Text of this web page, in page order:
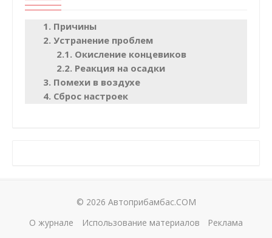
Причины
Устранение проблем
Окисление концевиков
Реакция на осадки
Помехи в воздухе
Сброс настроек
© 2026 Автоприбамбас.COM
О журнале
Использование материалов Реклама